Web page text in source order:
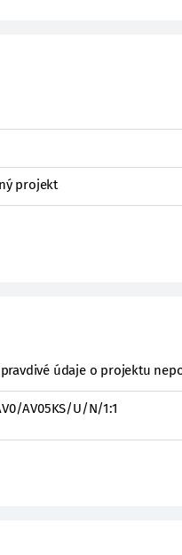
projekt
údaje o projektu
AV05KS/U/N/1:1